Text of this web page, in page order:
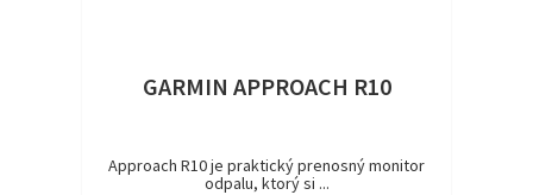
GARMIN APPROACH R10
Approach R10 je praktický prenosný monitor
odpalu, ktorý si ...